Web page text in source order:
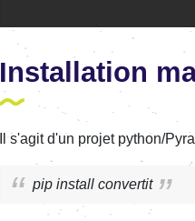
Installation
Il s'agit d'un projet python/
pip install convertit